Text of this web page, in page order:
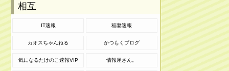
相互
IT速報 稲妻速報
カオスちゃんねる かつもくブログ
気になるたけのこ速報VIP 情報屋さん。